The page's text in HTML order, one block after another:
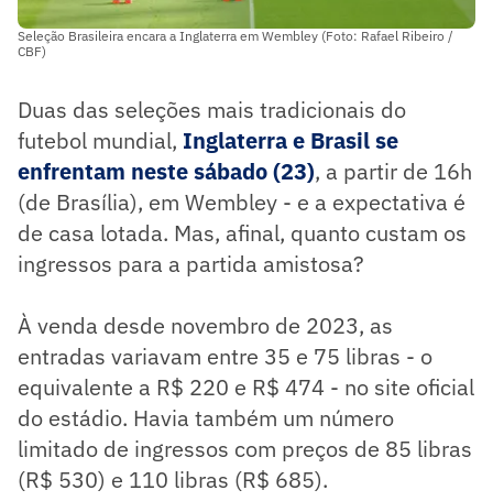
Seleção Brasileira encara a Inglaterra em Wembley (Foto: Rafael Ribeiro /
CBF)
Duas das seleções mais tradicionais do
futebol mundial, Inglaterra e Brasil se
enfrentam neste sábado (23), a partir de 16h
(de Brasília), em Wembley - e a expectativa é
de casa lotada. Mas, afinal, quanto custam os
ingressos para a partida amistosa?
À venda desde novembro de 2023, as
entradas variavam entre 35 e 75 libras - o
equivalente a R$ 220 e R$ 474 - no site oficial
do estádio. Havia também um número
limitado de ingressos com preços de 85 libras
(R$ 530) e 110 libras (R$ 685).